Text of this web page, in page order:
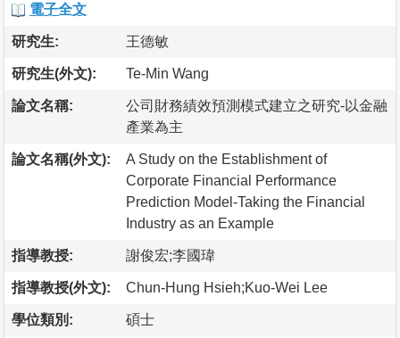
電子全文
研究生: 王德敏
研究生(外文): Te-Min Wang
論文名稱:
公司財務績效預測模式建立之研究-以金融
產業為主
論文名稱(外文):
A Study on the Establishment of
Corporate Financial Performance
Prediction Model-Taking the Financial
Industry as an Example
指導教授: 謝俊宏;李國瑋
指導教授(外文): Chun-Hung Hsieh;Kuo-Wei Lee
學位類別: 碩士